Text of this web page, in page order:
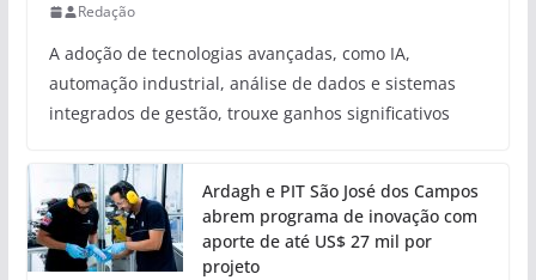
Redação
A adoção de tecnologias avançadas, como IA,
automação industrial, análise de dados e sistemas
integrados de gestão, trouxe ganhos significativos
Ardagh e PIT São José dos Campos
abrem programa de inovação com
aporte de até US$ 27 mil por
projeto